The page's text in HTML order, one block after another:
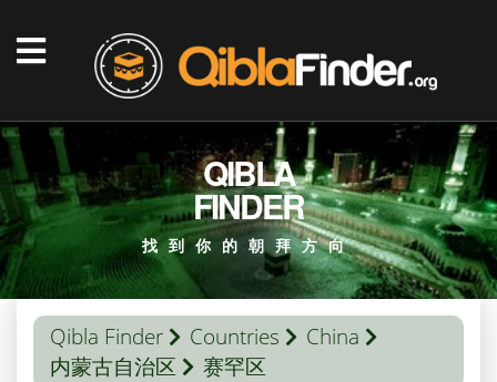
QIBLA
FINDER
找到你的朝拜方向
Qibla Finder Countries
China
内蒙古自治区
赛罕区